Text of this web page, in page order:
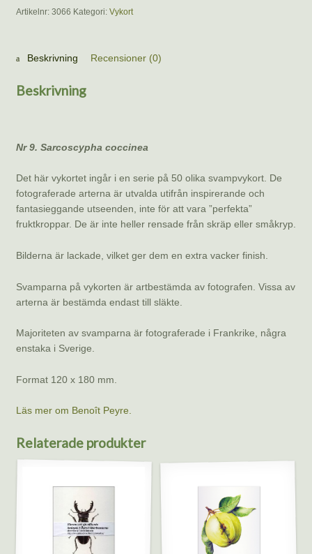
Scharlakansvårskål,
mängd
Artikelnr: 3066 Kategori: Vykort
Beskrivning Recensioner (0)
Beskrivning
Nr 9. Sarcoscypha coccinea
Det här vykortet ingår i en serie på 50 olika svampvykort. De
fotograferade arterna är utvalda utifrån inspirerande och
fantasieggande utseenden, inte för att vara ”perfekta”
fruktkroppar. De är inte heller rensade från skräp eller småkryp.
Bilderna är lackade, vilket ger dem en extra vacker finish.
Svamparna på vykorten är artbestämda av fotografen. Vissa av
arterna är bestämda endast till släkte.
Majoriteten av svamparna är fotograferade i Frankrike, några
enstaka i Sverige.
Format 120 x 180 mm.
Läs mer om Benoît Peyre.
Relaterade produkter